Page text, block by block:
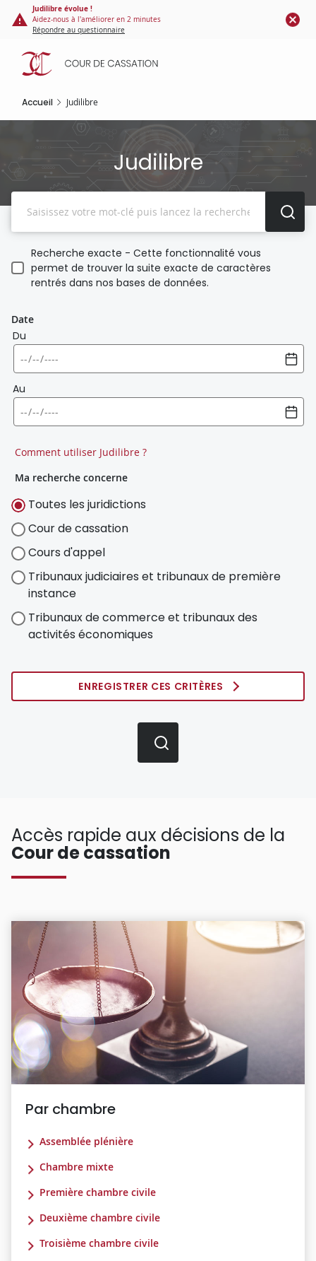
Panneau de gestion des cookies
contenu
principal
Judilibre évolue !
Aidez-nous à l'améliorer en 2 minutes
Répondre au questionnaire
Accueil Judilibre
Judilibre
Recherche exacte - Cette fonctionnalité vous
permet de trouver la suite exacte de caractères
rentrés dans nos bases de données.
Date
Du
Au
Comment utiliser Judilibre ?
Ma recherche concerne
Toutes les juridictions
Cour de cassation
Cours d'appel
Tribunaux judiciaires et tribunaux de première
instance
Tribunaux de commerce et tribunaux des
activités économiques
ENREGISTRER CES CRITÈRES
Accès rapide aux décisions de la
Cour de cassation
Par chambre
Assemblée plénière
Chambre mixte
Première chambre civile
Deuxième chambre civile
Troisième chambre civile